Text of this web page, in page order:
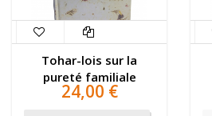
Tohar-lois sur la
pureté familiale
24,00 €